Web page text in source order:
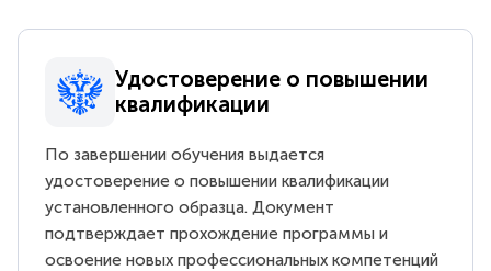
Удостоверение о повышении
квалификации
По завершении обучения выдается
удостоверение о повышении квалификации
установленного образца. Документ
подтверждает прохождение программы и
освоение новых профессиональных компетенций